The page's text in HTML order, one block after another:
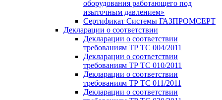
оборудования работающего под
изыточным давлением»
Сертификат Системы ГАЗПРОМСЕРТ
Декларации о соответствии
Декларации о соответствии
требованиям ТР ТС 004/2011
Декларации о соответствии
требованиям ТР ТС 010/2011
Декларации о соответствии
требованиям ТР ТС 011/2011
Декларации о соответствии